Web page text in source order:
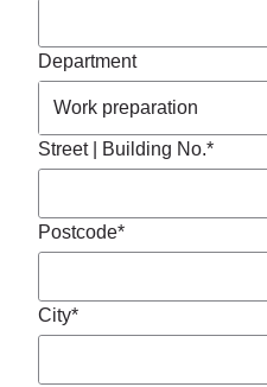
Department
Street | Building No.*
Postcode*
City*